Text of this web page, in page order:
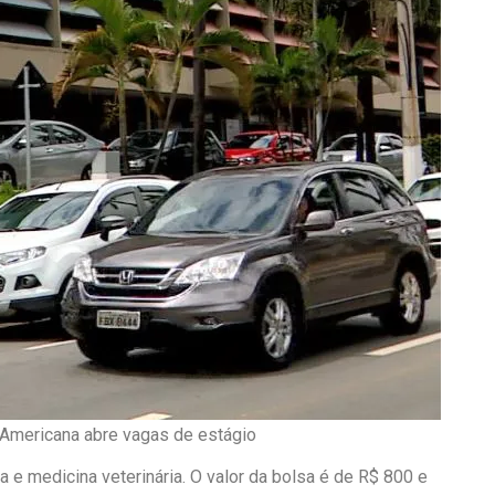
abre vagas de estágio
medicina veterinária. O valor da bolsa é de R$ 800 e